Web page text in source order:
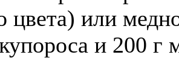
цвета) или
и 200